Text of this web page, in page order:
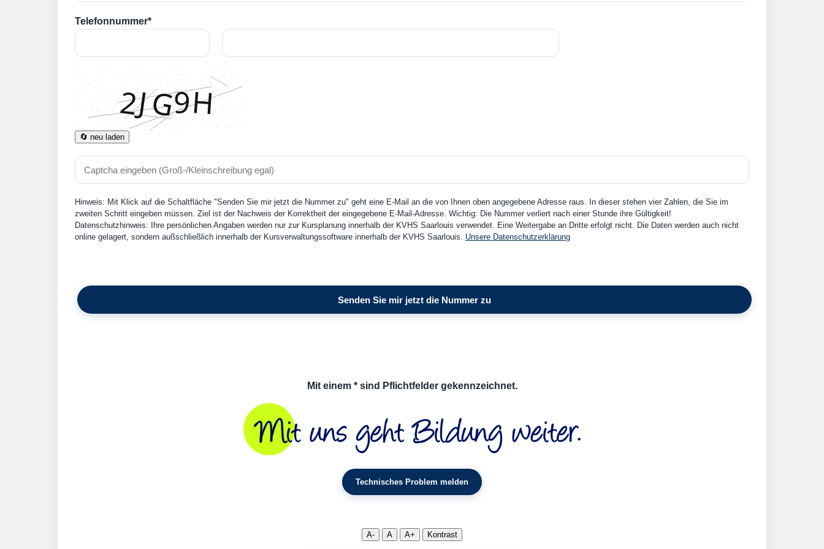
Telefonnummer*
🔄 neu laden
Hinweis: Mit Klick auf die Schaltfläche "Senden Sie mir jetzt die Nummer zu" geht eine E-Mail an die von Ihnen oben angegebene Adresse raus. In dieser stehen vier Zahlen, die Sie im
zweiten Schritt eingeben müssen. Ziel ist der Nachweis der Korrektheit der eingegebene E-Mail-Adresse. Wichtig: Die Nummer verliert nach einer Stunde ihre Gültigkeit!
Datenschutzhinweis: Ihre persönlichen Angaben werden nur zur Kursplanung innerhalb der KVHS Saarlouis verwendet. Eine Weitergabe an Dritte erfolgt nicht. Die Daten werden auch nicht
online gelagert, sondern außschließlich innerhalb der Kursverwaltungssoftware innerhalb der KVHS Saarlouis. Unsere Datenschutzerklärung
Mit einem * sind Pflichtfelder gekennzeichnet.
Technisches Problem melden
A- A A+ Kontrast